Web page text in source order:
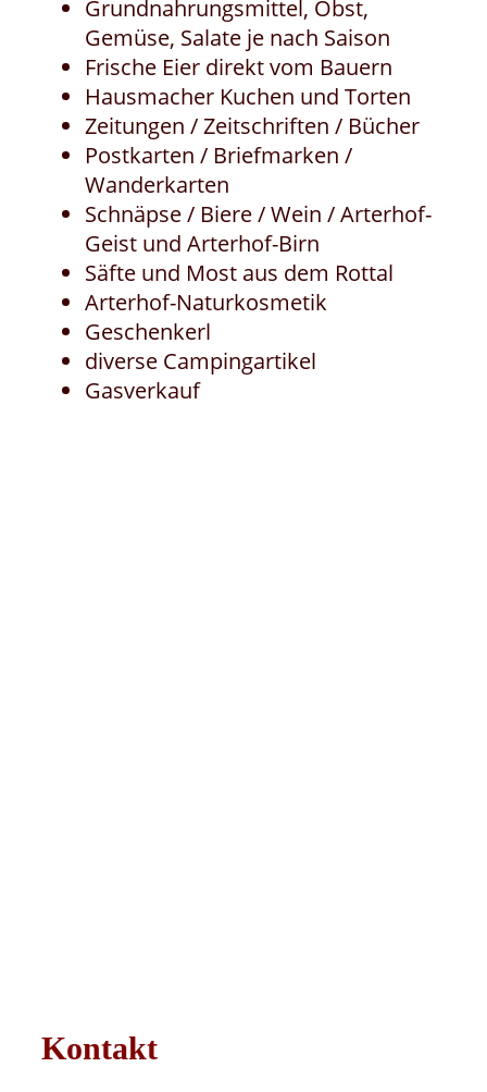
Grundnahrungsmittel, Obst,
Gemüse, Salate je nach Saison
Frische Eier direkt vom Bauern
Hausmacher Kuchen und Torten
Zeitungen / Zeitschriften / Bücher
Postkarten / Briefmarken /
Wanderkarten
Schnäpse / Biere / Wein / Arterhof-
Geist und Arterhof-Birn
Säfte und Most aus dem Rottal
Arterhof-Naturkosmetik
Geschenkerl
diverse Campingartikel
Gasverkauf
Kontakt